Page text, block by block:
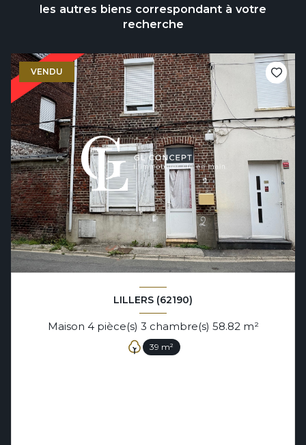
les autres biens correspondant à votre
recherche
VENDU
LILLERS (62190)
Maison 4 pièce(s) 3 chambre(s) 58.82 m²
39 m²